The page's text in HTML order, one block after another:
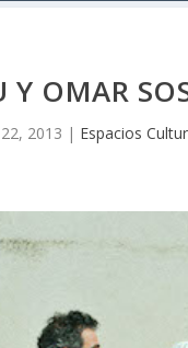
Y OMAR
2013 | Espacios